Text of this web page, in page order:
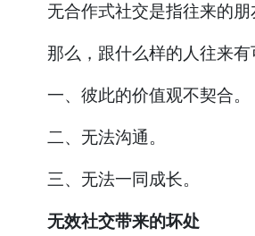
无合作式社交是指往来的朋
那么，跟什么样的人往来有
一、彼此的价值观不契合。
二、无法沟通。
三、无法一同成长。
无效社交带来的坏处